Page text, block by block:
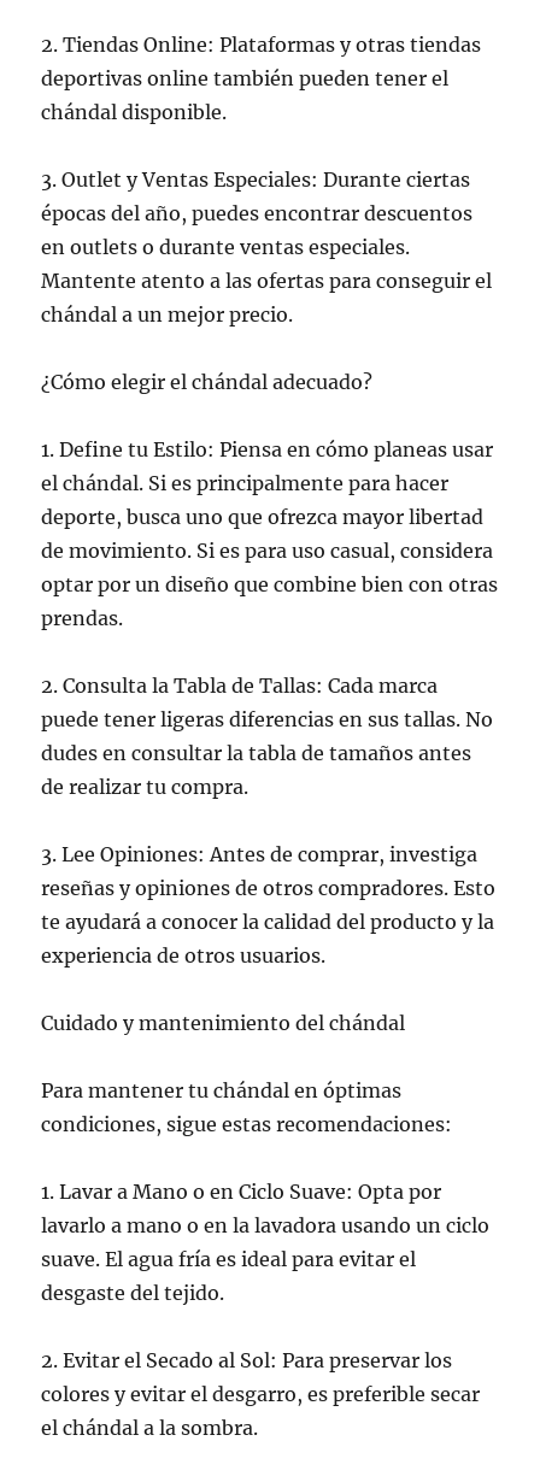
2. Tiendas Online: Plataformas y otras tiendas
deportivas online también pueden tener el
chándal disponible.
3. Outlet y Ventas Especiales: Durante ciertas
épocas del año, puedes encontrar descuentos
en outlets o durante ventas especiales.
Mantente atento a las ofertas para conseguir el
chándal a un mejor precio.
¿Cómo elegir el chándal adecuado?
1. Define tu Estilo: Piensa en cómo planeas usar
el chándal. Si es principalmente para hacer
deporte, busca uno que ofrezca mayor libertad
de movimiento. Si es para uso casual, considera
optar por un diseño que combine bien con otras
prendas.
2. Consulta la Tabla de Tallas: Cada marca
puede tener ligeras diferencias en sus tallas. No
dudes en consultar la tabla de tamaños antes
de realizar tu compra.
3. Lee Opiniones: Antes de comprar, investiga
reseñas y opiniones de otros compradores. Esto
te ayudará a conocer la calidad del producto y la
experiencia de otros usuarios.
Cuidado y mantenimiento del chándal
Para mantener tu chándal en óptimas
condiciones, sigue estas recomendaciones:
1. Lavar a Mano o en Ciclo Suave: Opta por
lavarlo a mano o en la lavadora usando un ciclo
suave. El agua fría es ideal para evitar el
desgaste del tejido.
2. Evitar el Secado al Sol: Para preservar los
colores y evitar el desgarro, es preferible secar
el chándal a la sombra.